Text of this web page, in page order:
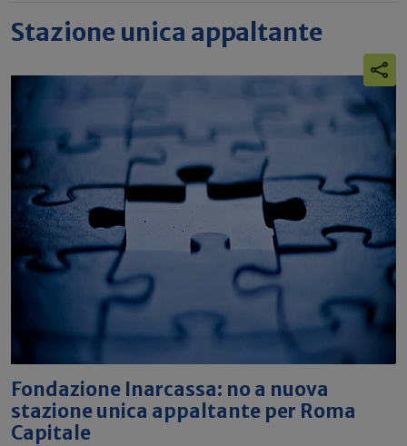
Stazione unica appaltante
Fondazione Inarcassa: no a nuova
stazione unica appaltante per Roma
Capitale